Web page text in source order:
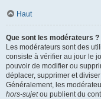
Haut
Que sont les modérateurs ?
Les modérateurs sont des
consiste à vérifier au jour le
pouvoir de modifier ou
déplacer, supprimer et
Généralement, les
hors-sujetou publient du